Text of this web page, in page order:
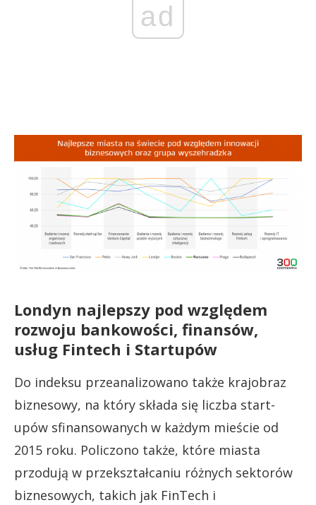
ad
Londyn najlepszy pod względem
rozwoju bankowości, finansów,
usług Fintech i Startupów
Do indeksu przeanalizowano także krajobraz
biznesowy, na który składa się liczba start-
upów sfinansowanych w każdym mieście od
2015 roku. Policzono także, które miasta
przodują w przekształcaniu różnych sektorów
biznesowych, takich jak FinTech i